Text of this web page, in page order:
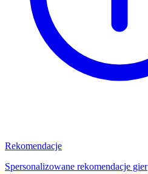
Rekomendacje
Spersonalizowane rekomendacje gier